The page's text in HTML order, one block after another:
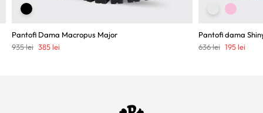
Pantofi Dama Macropus Major
935lei Prețul
385lei
Pantofi dama
636lei Prețul
195lei